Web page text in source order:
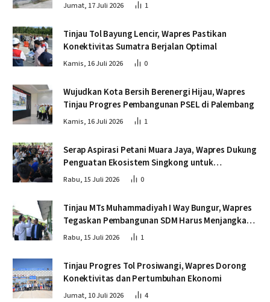
Jumat, 17 Juli 2026 1
Tinjau Tol Bayung Lencir, Wapres Pastikan
Konektivitas Sumatra Berjalan Optimal
Kamis, 16 Juli 2026 0
Wujudkan Kota Bersih Berenergi Hijau, Wapres
Tinjau Progres Pembangunan PSEL di Palembang
Kamis, 16 Juli 2026 1
Serap Aspirasi Petani Muara Jaya, Wapres Dukung
Penguatan Ekosistem Singkong untuk
Swasembada Pangan
Rabu, 15 Juli 2026 0
Tinjau MTs Muhammadiyah I Way Bungur, Wapres
Tegaskan Pembangunan SDM Harus Menjangkau
Seluruh Sekolah
Rabu, 15 Juli 2026 1
Tinjau Progres Tol Prosiwangi, Wapres Dorong
Konektivitas dan Pertumbuhan Ekonomi
Jumat, 10 Juli 2026 4